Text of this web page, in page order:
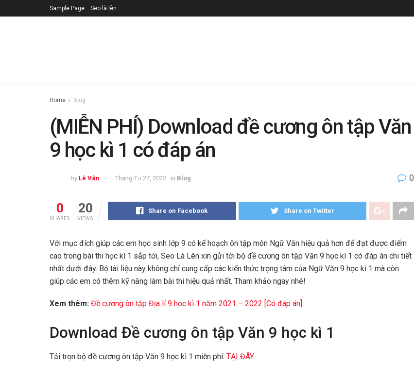
Sample Page Seo là lên
Home Blog
(MIỄN PHÍ) Download đề cương ôn tập Văn
9 học kì 1 có đáp án
by Lê Vân Tháng Tư 27, 2022 in Blog 0
0
SHARES
20
VIEWS
Share on Facebook Share on Twitter
Với mục đích giúp các em học sinh lớp 9 có kế hoạch ôn tập môn Ngữ Văn hiệu quả hơn để đạt được điểm
cao trong bài thi học kì 1 sắp tới, Seo Là Lên xin gửi tới bộ đề cương ôn tập Văn 9 học kì 1 có đáp án chi tiết
nhất dưới đây. Bộ tài liệu này không chỉ cung cấp các kiến thức trọng tâm của Ngữ Văn 9 học kì 1 mà còn
giúp các em có thêm kỹ năng làm bài thi hiệu quả nhất. Tham khảo ngay nhé!
Xem thêm: Đề cương ôn tập Địa lí 9 học kì 1 năm 2021 – 2022 [Có đáp án]
Download Đề cương ôn tập Văn 9 học kì 1
Tải trọn bộ đề cương ôn tập Văn 9 học kì 1 miễn phí: TẠI ĐÂY